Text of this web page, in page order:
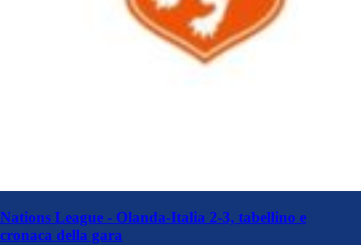
Nations League - Olanda-Italia 2-3, tabellino e
cronaca della gara